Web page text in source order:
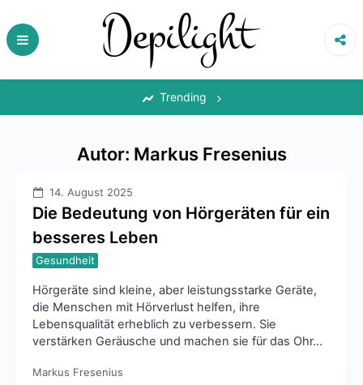
to
content
Trending
Autor: Markus Fresenius
14. August 2025
Die Bedeutung von Hörgeräten für ein
besseres Leben
Gesundheit
Hörgeräte sind kleine, aber leistungsstarke Geräte,
die Menschen mit Hörverlust helfen, ihre
Lebensqualität erheblich zu verbessern. Sie
verstärken Geräusche und machen sie für das Ohr…
Markus Fresenius